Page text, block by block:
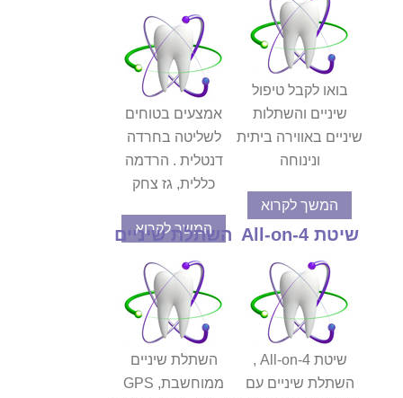
בואו לקבל טיפול
שיניים והשתלות
שיניים באווירה ביתית
ונינוחה
המשך לקרוא
אמצעים בטוחים
לשליטה בחרדה
דנטלית . הרדמה
כללית, גז צחק
המשך לקרוא שיטת All-on-4
שיטת All-on-4 ,
השתלת שיניים עם
השתלת שיניים
השתלת שיניים
ממוחשבת, GPS